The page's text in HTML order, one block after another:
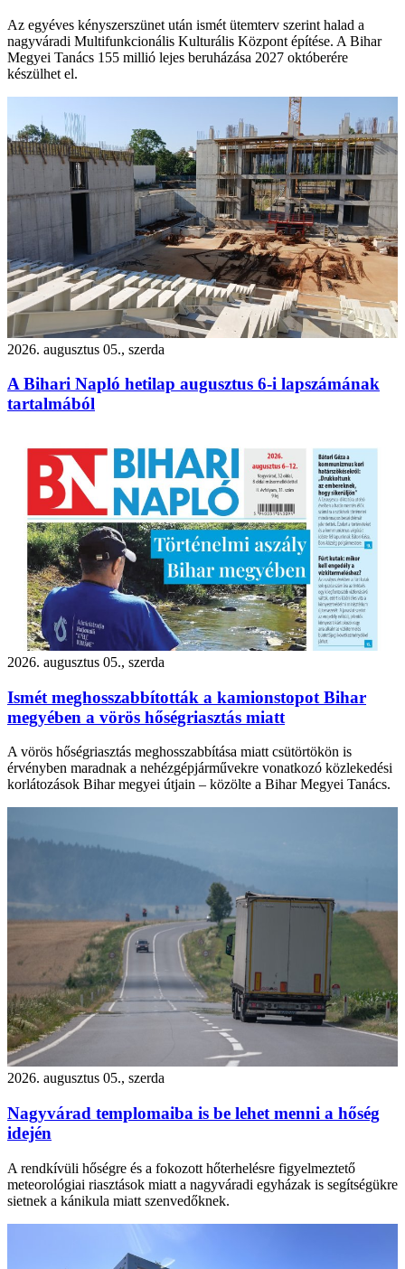
Az egyéves kényszerszünet után ismét ütemterv szerint halad a
nagyváradi Multifunkcionális Kulturális Központ építése. A Bihar
Megyei Tanács 155 millió lejes beruházása 2027 októberére
készülhet el.
2026. augusztus 05., szerda
A Bihari Napló hetilap augusztus 6-i lapszámának
tartalmából
2026. augusztus 05., szerda
Ismét meghosszabbították a kamionstopot Bihar
megyében a vörös hőségriasztás miatt
A vörös hőségriasztás meghosszabbítása miatt csütörtökön is
érvényben maradnak a nehézgépjárművekre vonatkozó közlekedési
korlátozások Bihar megyei útjain – közölte a Bihar Megyei Tanács.
2026. augusztus 05., szerda
Nagyvárad templomaiba is be lehet menni a hőség
idején
A rendkívüli hőségre és a fokozott hőterhelésre figyelmeztető
meteorológiai riasztások miatt a nagyváradi egyházak is segítségükre
sietnek a kánikula miatt szenvedőknek.